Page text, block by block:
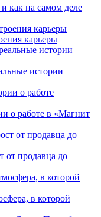
как на самом деле
карьеры
истории
о работе в «Магнит
от продавца до
в которой